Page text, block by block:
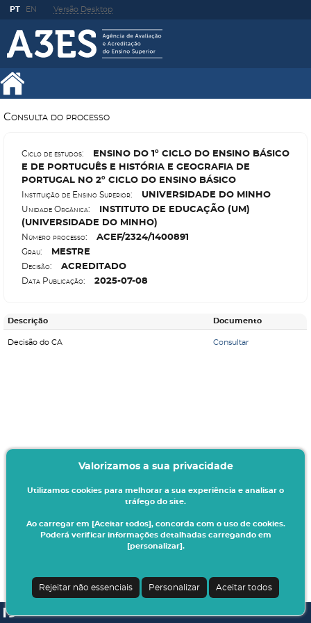
PT EN Versão Desktop
Consulta do processo
Ciclo de estudos: E NSINO DO 1º CICLO DO ENSINO BÁSICO
E DE PORTUGUÊS E HISTÓRIA E GEOGRAFIA DE
PORTUGAL NO 2º CICLO DO ENSINO BÁSICO
Instituição de Ensino Superior: U NIVERSIDADE DO MINHO
Unidade Orgânica:
NSTITUTO DE EDUCAÇÃO (UM)
(UNIVERSIDADE DO MINHO)
Número processo: ACEF/2324/1400891
Grau: M ESTRE
Decisão: ACREDITADO
Data Publicação: 2025-07-08
Descrição Documento
Decisão do CA Consultar
Valorizamos a sua privacidade
Utilizamos cookies para melhorar a sua experiência e analisar o
tráfego do site.
Ao carregar em [Aceitar todos], concorda com o uso de cookies.
Poderá verificar informações detalhadas carregando em
[personalizar].
Rejeitar não essenciais Personalizar Aceitar todos